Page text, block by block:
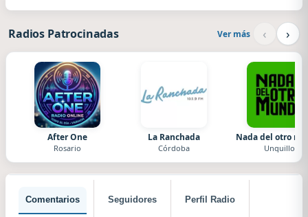
Radios Patrocinadas Ver más ‹ ›
After One
Rosario
La Ranchada
Córdoba
Nada del otro
Unquillo
Comentarios Seguidores Perfil Radio